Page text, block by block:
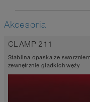
Akcesoria
CLAMP 211
Stabilna opaska ze
zewnętrznie gładkich węży